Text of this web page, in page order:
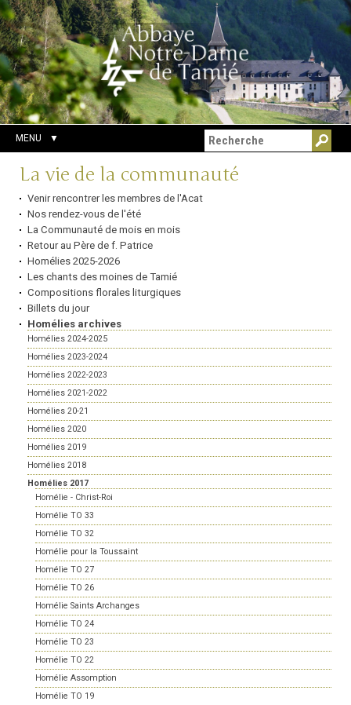
Aller
au
contenu.
|
Aller
à
la
navigation
Outils
personnels
Chercher par
Recherche
avancée…
MENU
Navigation
La vie de la communauté
Venir rencontrer les membres de l'Acat
Nos rendez-vous de l'été
La Communauté de mois en mois
Retour au Père de f. Patrice
Homélies 2025-2026
Les chants des moines de Tamié
Compositions florales liturgiques
Billets du jour
Homélies archives
Homélies 2024-2025
Homélies 2023-2024
Homélies 2022-2023
Homélies 2021-2022
Homélies 20-21
Homélies 2020
Homélies 2019
Homélies 2018
Homélies 2017
Homélie - Christ-Roi
Homélie TO 33
Homélie TO 32
Homélie pour la Toussaint
Homélie TO 27
Homélie TO 26
Homélie Saints Archanges
Homélie TO 24
Homélie TO 23
Homélie TO 22
Homélie Assomption
Homélie TO 19